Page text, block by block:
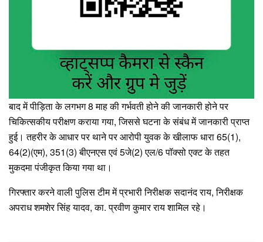
बाद में पीड़िता के लगभग 8 माह की गर्भवती होने की जानकारी होने पर
चिकित्सकीय परीक्षण कराया गया, जिससे घटना के संबंध में जानकारी प्राप्त
हुई। तहरीर के आधार पर थाने पर आरोपी युवक के खीलाफ धारा 65(1),
64(2)(एम), 351(3) बीएनएस एवं 5जे(2) एल/6 पॉक्सो एक्ट के तहत
मुकदमा पंजीकृत किया गया था।
गिरफ्तार करने वाली पुलिस टीम में प्रभारी निरीक्षक सदानंद राय, निरीक्षक
अपराध शमशेर सिंह यादव, का. प्रवीण कुमार राय शामिल रहे।